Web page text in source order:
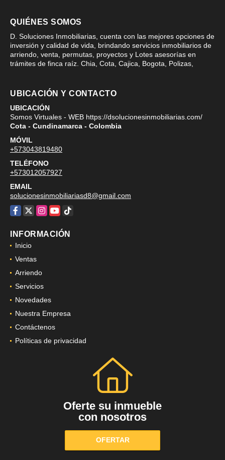
QUIÉNES SOMOS
D. Soluciones Inmobiliarias, cuenta con las mejores opciones de
inversión y calidad de vida, brindando servicios inmobiliarios de
arriendo, venta, permutas, proyectos y Lotes asesorías en
trámites de finca raíz. Chia, Cota, Cajica, Bogota, Polizas,
UBICACIÓN Y CONTACTO
UBICACIÓN
Somos Virtuales - WEB https://dsolucionesinmobiliarias.com/
Cota - Cundinamarca - Colombia
MÓVIL
+573043819480
TELÉFONO
+573012057927
EMAIL
solucionesinmobiliariasd8@gmail.com
Facebook
X Instagram
YouTube
TikTok
INFORMACIÓN
Inicio
Ventas
Arriendo
Servicios
Novedades
Nuestra Empresa
Contáctenos
Políticas de privacidad
Oferte su inmueble
con nosotros
OFERTAR